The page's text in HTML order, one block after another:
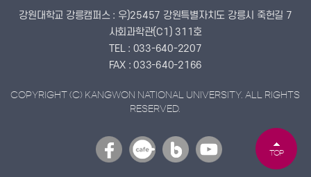
강원대학교 강릉캠퍼스 : 우)25457 강원특별자치도 강릉시 죽헌길 7
사회과학관(C1) 311호
TEL : 033-640-2207
FAX : 033-640-2166
COPYRIGHT (C) KANGWON NATIONAL UNIVERSITY. ALL RIGHTS
RESERVED.
TOP